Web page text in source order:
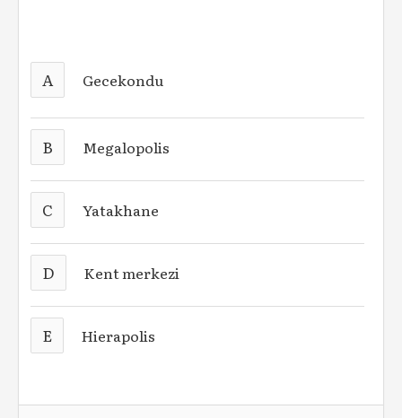
A Gecekondu
B Megalopolis
C Yatakhane
D Kent merkezi
E Hierapolis